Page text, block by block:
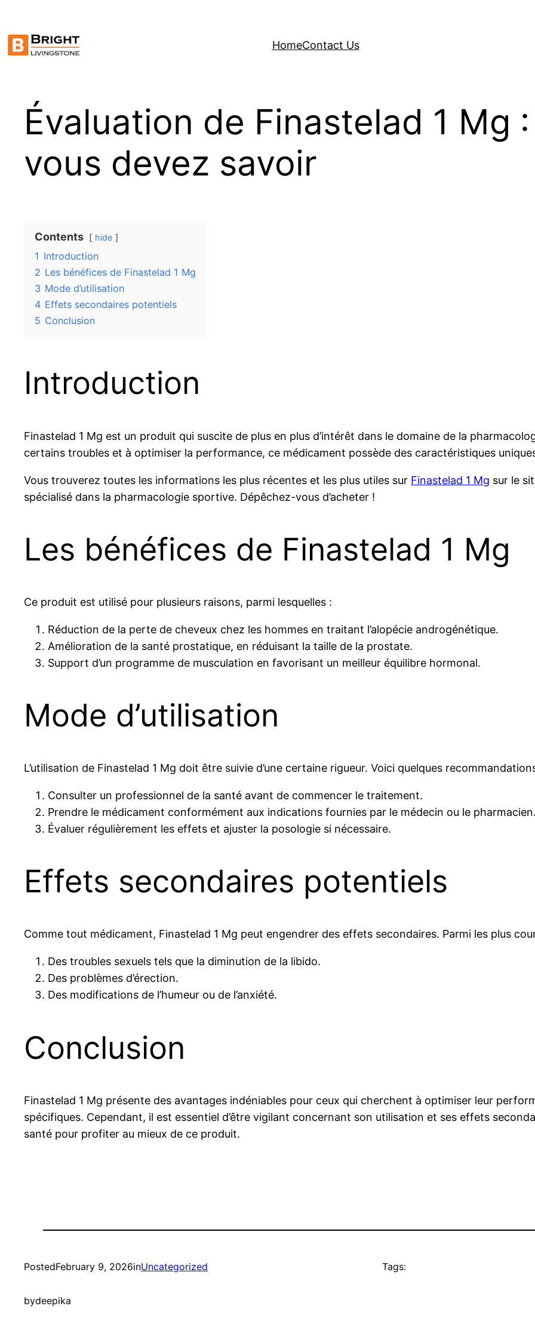
content
HomeContact Us
Évaluation de Finastelad 1 Mg
vous devez savoir
Contents hide
1 Introduction
2 Les bénéfices de Finastelad 1 Mg
3 Mode d’utilisation
4 Effets secondaires potentiels
5 Conclusion
Introduction
Finastelad 1 Mg est un produit qui suscite de plus en plus d’intérêt dans le domaine de la
certains troubles et à optimiser la performance, ce médicament possède des caractéristiques
Vous trouverez toutes les informations les plus récentes et les plus utiles sur Finastelad 1 Mg sur le
spécialisé dans la pharmacologie sportive. Dépêchez-vous d’acheter !
Les bénéfices de Finastelad 1 Mg
Ce produit est utilisé pour plusieurs raisons, parmi lesquelles :
Réduction de la perte de cheveux chez les hommes en traitant l’alopécie androgénétique.
Amélioration de la santé prostatique, en réduisant la taille de la prostate.
Support d’un programme de musculation en favorisant un meilleur équilibre hormonal.
Mode d’utilisation
L’utilisation de Finastelad 1 Mg doit être suivie d’une certaine rigueur. Voici quelques
Consulter un professionnel de la santé avant de commencer le traitement.
Prendre le médicament conformément aux indications fournies par le médecin ou le
Évaluer régulièrement les effets et ajuster la posologie si nécessaire.
Effets secondaires potentiels
Comme tout médicament, Finastelad 1 Mg peut engendrer des effets secondaires. Parmi les plus
Des troubles sexuels tels que la diminution de la libido.
Des problèmes d’érection.
Des modifications de l’humeur ou de l’anxiété.
Conclusion
Finastelad 1 Mg présente des avantages indéniables pour ceux qui cherchent à optimiser leur
spécifiques. Cependant, il est essentiel d’être vigilant concernant son utilisation et ses effets
santé pour profiter au mieux de ce produit.
PostedFebruary 9, 2026inUncategorized
bydeepika
Tags: